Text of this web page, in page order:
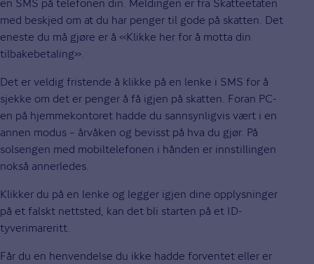
en SMS på telefonen din. Meldingen er fra Skatteetaten
med beskjed om at du har penger til gode på skatten. Det
eneste du må gjøre er å «Klikke her for å motta din
tilbakebetaling».
Det er veldig fristende å klikke på en lenke i SMS for å
sjekke om det er penger å få igjen på skatten. Foran PC-
en på hjemmekontoret hadde du sannsynligvis vært i en
annen modus – årvåken og bevisst på hva du gjør. På
solsengen med mobiltelefonen i hånden er innstillingen
nokså annerledes.
Klikker du på en lenke og legger igjen dine opplysninger
på et falskt nettsted, kan det bli starten på et ID-
tyverimareritt.
Får du en henvendelse du ikke hadde forventet eller er